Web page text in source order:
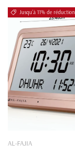
Jusqu’à 11% de réduction
AL-FAJIA